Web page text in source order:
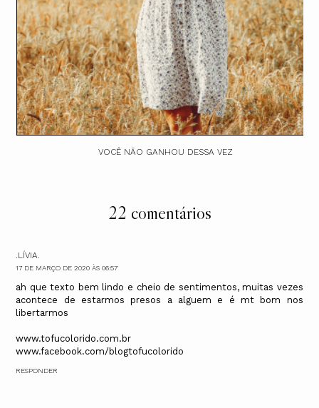
VOCÊ NÃO GANHOU DESSA VEZ
22 comentários
.LÍVIA.
17 DE MARÇO DE 2020 ÀS 06:57
ah que texto bem lindo e cheio de sentimentos, muitas vezes
acontece de estarmos presos a alguem e é mt bom nos
libertarmos
www.tofucolorido.com.br
www.facebook.com/blogtofucolorido
RESPONDER